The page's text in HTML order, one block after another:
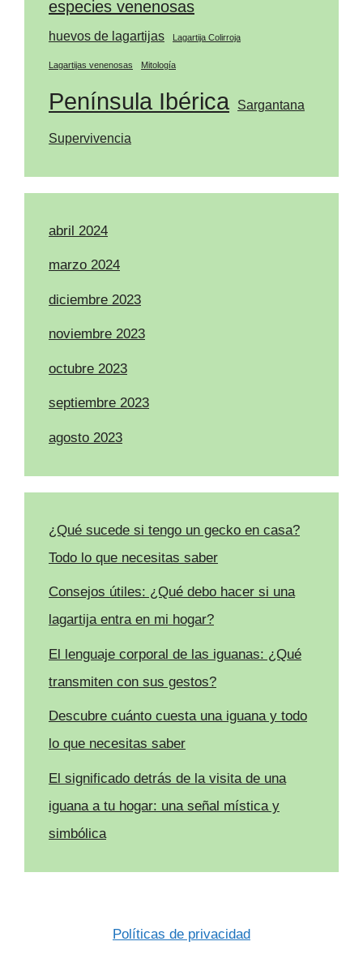
especies venenosas
huevos de lagartijas Lagartija Colirroja
Lagartijas venenosas Mitología
Península Ibérica Sargantana
Supervivencia
abril 2024
marzo 2024
diciembre 2023
noviembre 2023
octubre 2023
septiembre 2023
agosto 2023
¿Qué sucede si tengo un gecko en casa?
Todo lo que necesitas saber
Consejos útiles: ¿Qué debo hacer si una
lagartija entra en mi hogar?
El lenguaje corporal de las iguanas: ¿Qué
transmiten con sus gestos?
Descubre cuánto cuesta una iguana y todo
lo que necesitas saber
El significado detrás de la visita de una
iguana a tu hogar: una señal mística y
simbólica
Políticas de privacidad